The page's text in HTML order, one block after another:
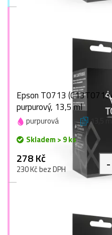
Epson T0713
purpurový, 13,5 ml
purpurová 13,5
Skladem > 9 ks
278 Kč
230 Kč bez DPH -